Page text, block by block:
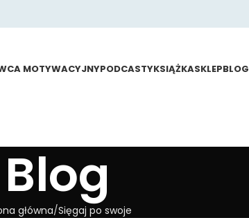
MOTYWACYJNYPODCASTYKSIĄŻKASKLEPBLOG
Blog
główna Sięgaj po swoje